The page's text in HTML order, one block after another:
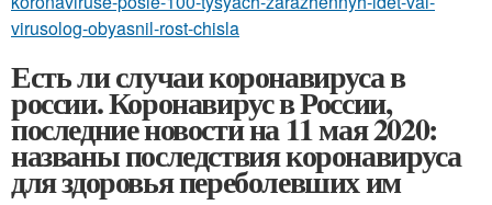
virusolog-obyasnil-rost-chisla
Есть ли случаи коронавируса в
россии. Коронавирус в России,
последние новости на 11 мая 2020:
названы последствия коронавируса
для здоровья переболевших им